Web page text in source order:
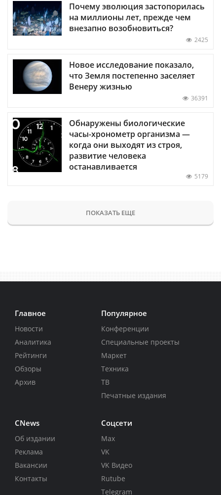
Почему эволюция застопорилась
на миллионы лет, прежде чем
внезапно возобновиться?
2425
Новое исследование показало,
что Земля постепенно заселяет
Венеру жизнью
36391
Обнаружены биологические
часы-хронометр организма —
когда они выходят из строя,
развитие человека
останавливается
5179
ПОКАЗАТЬ ЕЩЕ
Главное
Новости
Аналитика
Рейтинги
Обзоры
Архив
Популярное
Конференции
Специальные проекты
Маркет
Техника
ТВ
Печатные издания
CNews
Об издании
Реклама
Вакансии
Контакты
Соцсети
Max
VK
VK Видео
Rutube
Telegram